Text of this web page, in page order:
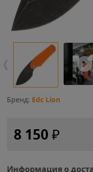
Бренд: Edc Lion
8 150 ₽
Информация о